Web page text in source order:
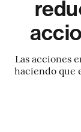
Las acciones
haciendo que